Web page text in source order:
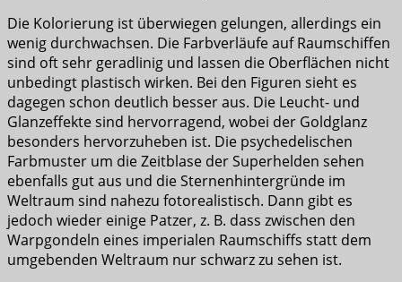
Die Kolorierung ist überwiegen gelungen, allerdings ein
wenig durchwachsen. Die Farbverläufe auf Raumschiffen
sind oft sehr geradlinig und lassen die Oberflächen nicht
unbedingt plastisch wirken. Bei den Figuren sieht es
dagegen schon deutlich besser aus. Die Leucht- und
Glanzeffekte sind hervorragend, wobei der Goldglanz
besonders hervorzuheben ist. Die psychedelischen
Farbmuster um die Zeitblase der Superhelden sehen
ebenfalls gut aus und die Sternenhintergründe im
Weltraum sind nahezu fotorealistisch. Dann gibt es
jedoch wieder einige Patzer, z. B. dass zwischen den
Warpgondeln eines imperialen Raumschiffs statt dem
umgebenden Weltraum nur schwarz zu sehen ist.